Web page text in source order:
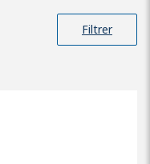
Filtrer